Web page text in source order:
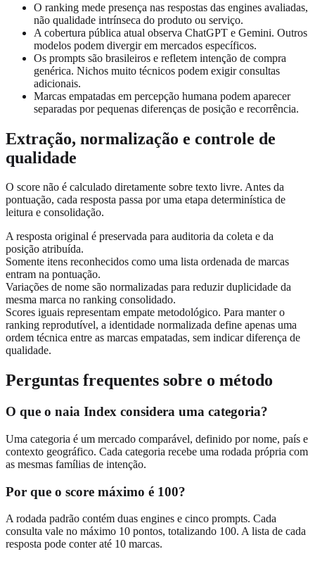
O ranking mede presença nas respostas das engines avaliadas,
não qualidade intrínseca do produto ou serviço.
A cobertura pública atual observa ChatGPT e Gemini. Outros
modelos podem divergir em mercados específicos.
Os prompts são brasileiros e refletem intenção de compra
genérica. Nichos muito técnicos podem exigir consultas
adicionais.
Marcas empatadas em percepção humana podem aparecer
separadas por pequenas diferenças de posição e recorrência.
Extração, normalização e controle de
qualidade
O score não é calculado diretamente sobre texto livre. Antes da
pontuação, cada resposta passa por uma etapa determinística de
leitura e consolidação.
A resposta original é preservada para auditoria da coleta e da
posição atribuída.
Somente itens reconhecidos como uma lista ordenada de marcas
entram na pontuação.
Variações de nome são normalizadas para reduzir duplicidade da
mesma marca no ranking consolidado.
Scores iguais representam empate metodológico. Para manter o
ranking reprodutível, a identidade normalizada define apenas uma
ordem técnica entre as marcas empatadas, sem indicar diferença de
qualidade.
Perguntas frequentes sobre o método
O que o naia Index considera uma categoria?
Uma categoria é um mercado comparável, definido por nome, país e
contexto geográfico. Cada categoria recebe uma rodada própria com
as mesmas famílias de intenção.
Por que o score máximo é 100?
A rodada padrão contém duas engines e cinco prompts. Cada
consulta vale no máximo 10 pontos, totalizando 100. A lista de cada
resposta pode conter até 10 marcas.